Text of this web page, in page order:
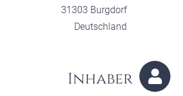
31303 Burgdorf
Deutschland
Inhaber